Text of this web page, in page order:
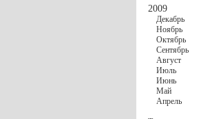
2009
Декабрь
Ноябрь
Октябрь
Сентябрь
Август
Июль
Июнь
Май
Апрель